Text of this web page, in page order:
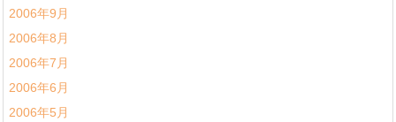
2006年9月
2006年8月
2006年7月
2006年6月
2006年5月